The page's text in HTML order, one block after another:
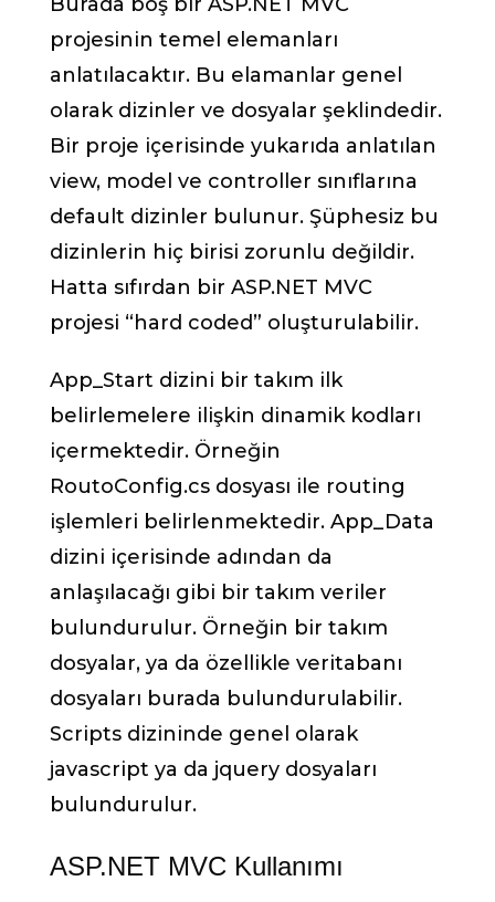
projesinin temel elemanları
anlatılacaktır. Bu elamanlar genel
olarak dizinler ve dosyalar şeklindedir.
Bir proje içerisinde yukarıda anlatılan
view, model ve controller sınıflarına
default dizinler bulunur. Şüphesiz bu
dizinlerin hiç birisi zorunlu değildir.
Hatta sıfırdan bir ASP.NET MVC
projesi “hard coded” oluşturulabilir.
App_Start dizini bir takım ilk
belirlemelere ilişkin dinamik kodları
içermektedir. Örneğin
RoutoConfig.cs dosyası ile routing
işlemleri belirlenmektedir. App_Data
dizini içerisinde adından da
anlaşılacağı gibi bir takım veriler
bulundurulur. Örneğin bir takım
dosyalar, ya da özellikle veritabanı
dosyaları burada bulundurulabilir.
Scripts dizininde genel olarak
javascript ya da jquery dosyaları
bulundurulur.
ASP.NET MVC Kullanımı